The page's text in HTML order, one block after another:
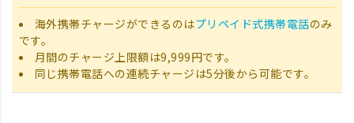
海外携帯チャージができるのはプリペイド式携帯電話のみ
です。
月間のチャージ上限額は9,999円です。
同じ携帯電話への連続チャージは5分後から可能です。